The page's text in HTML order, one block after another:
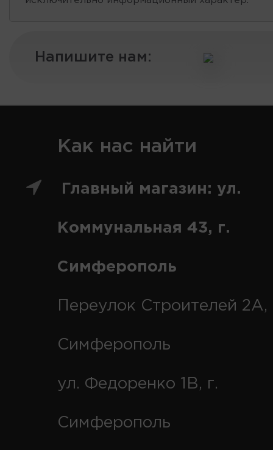
Напишите нам:
Как нас найти
Главный магазин: ул.
Коммунальная 43, г.
Симферополь
Переулок Строителей 2А,
Симферополь
ул. Федоренко 1В, г.
Симферополь